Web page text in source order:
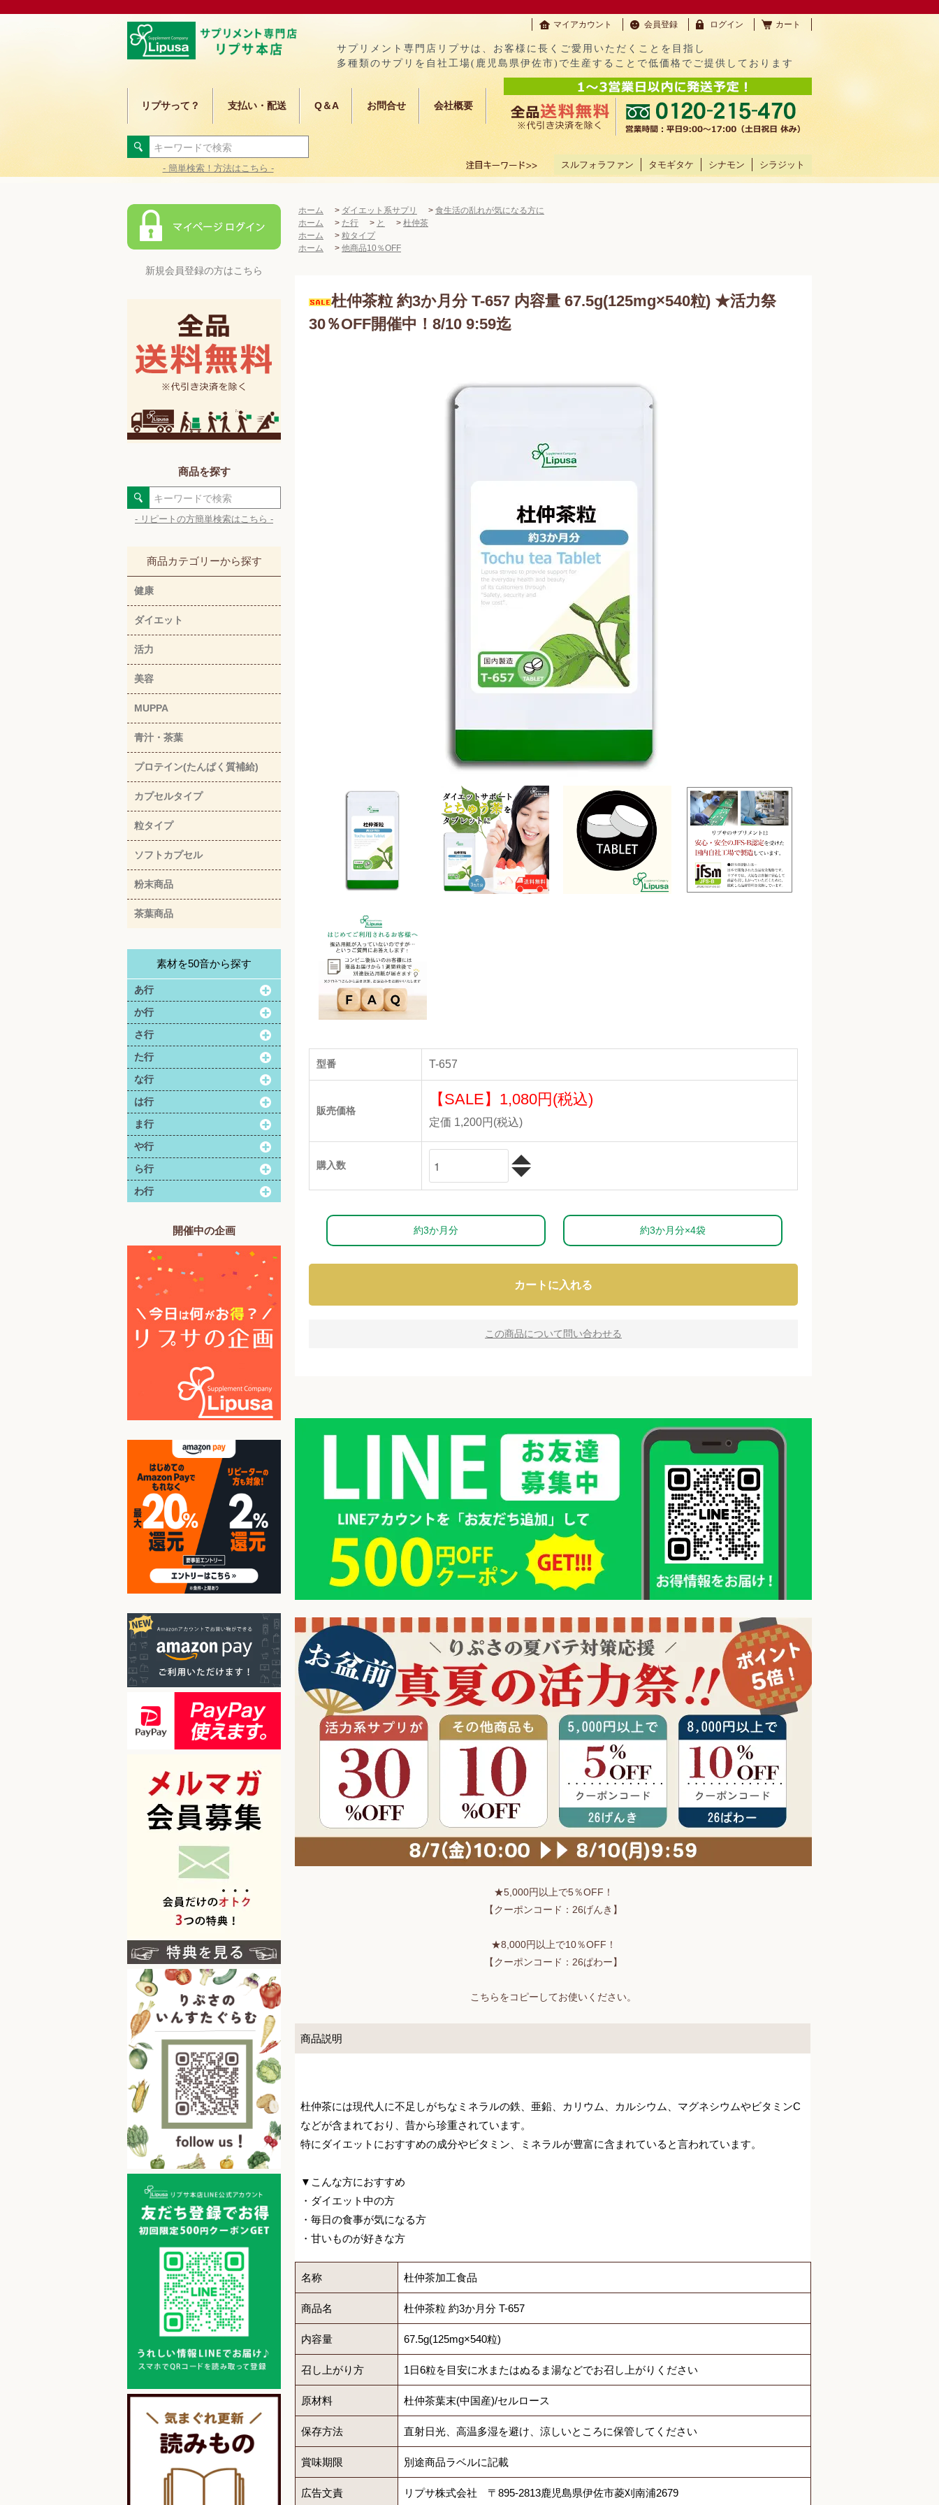
マイアカウント 会員登録 ログイン カート
サプリメント専門店リプサは、お客様に長くご愛用いただくことを目指し
多種類のサプリを自社工場(鹿児島県伊佐市)で生産することで低価格でご提供しております
リプサって？ 支払い・配送 Q＆A お問合せ 会社概要
- 簡単検索！方法はこちら - スルフォラファン タモギタケ シナモン シラジット
新規会員登録の方はこちら
商品を探す
- リピートの方簡単検索はこちら -
商品カテゴリーから探す
健康
ダイエット
活力
美容
MUPPA
青汁・茶葉
プロテイン(たんぱく質補給)
カプセルタイプ
粒タイプ
ソフトカプセル
粉末商品
茶葉商品
素材を50音から探す
あ行
か行
さ行
た行
な行
は行
ま行
や行
ら行
わ行
開催中の企画
ホーム > ダイエット系サプリ > 食生活の乱れが気になる方に
ホーム
> た行 > と > 杜仲茶
ホーム
> 粒タイプ
ホーム
> 他商品10％OFF
杜仲茶粒 約3か月分 T-657 内容量 67.5g(125mg×540粒) ★活力祭
30％OFF開催中！8/10 9:59迄
型番 T-657
販売価格
【SALE】 1,080円(税込)
定価 1,200円(税込)
購入数
約3か月分 約3か月分×4袋
カートに入れる
この商品について問い合わせる
★5,000円以上で5％OFF！
【クーポンコード：26げんき】
★8,000円以上で10％OFF！
【クーポンコード：26ぱわー】
こちらをコピーしてお使いください。
商品説明
杜仲茶には現代人に不足しがちなミネラルの鉄、亜鉛、カリウム、カルシウム、マグネシウムやビタミンC
などが含まれており、昔から珍重されています。
特にダイエットにおすすめの成分やビタミン、ミネラルが豊富に含まれていると言われています。
▼こんな方におすすめ
・ダイエット中の方
・毎日の食事が気になる方
・甘いものが好きな方
名称 杜仲茶加工食品
商品名 杜仲茶粒 約3か月分 T-657
内容量 67.5g(125mg×540粒)
召し上がり方 1日6粒を目安に水またはぬるま湯などでお召し上がりください
原材料 杜仲茶葉末(中国産)/セルロース
保存方法 直射日光、高温多湿を避け、涼しいところに保管してください
賞味期限 別途商品ラベルに記載
広告文責 リプサ株式会社 〒895-2813鹿児島県伊佐市菱刈南浦2679